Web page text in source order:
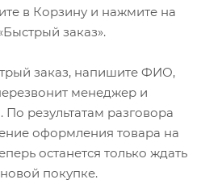
в Корзину и нажмите на
заказ».
заказ, напишите ФИО,
менеджер и
По результатам разговора
оформления товара на
останется только ждать
покупке.